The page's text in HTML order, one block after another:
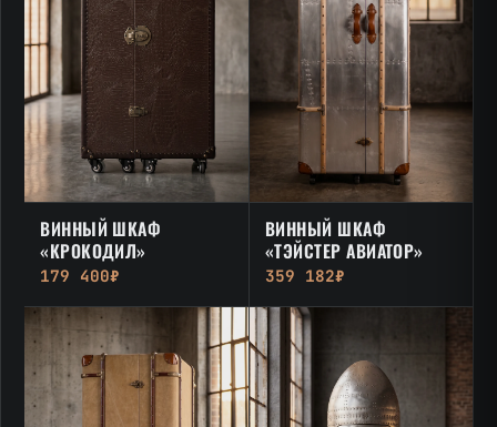
ВИННЫЙ ШКАФ
«КРОКОДИЛ»
179 400₽
ВИННЫЙ ШКАФ
«ТЭЙСТЕР АВИАТОР»
359 182₽